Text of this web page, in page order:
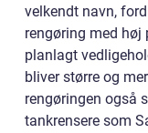
velkendt navn,
rengøring med
planlagt
bliver større og
rengøringen også
tankrensere som